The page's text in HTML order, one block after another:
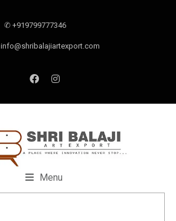
✆ +919799777346
info@shribalajiartexport.com
Menu